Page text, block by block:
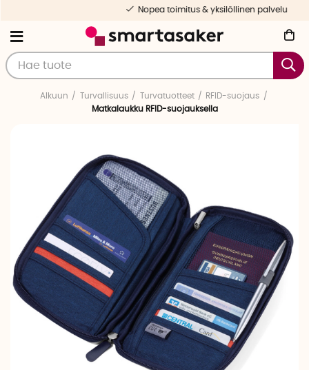
Nopea toimitus & yksilöllinen palvelu
Alkuun Turvallisuus Turvatuotteet
RFID-suojaus
Matkalaukku RFID-suojauksella